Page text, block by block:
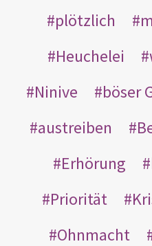
plötzlich
Heuchelei
Ninive
böser
austreiben
Erhörung
Priorität
Ohnmacht